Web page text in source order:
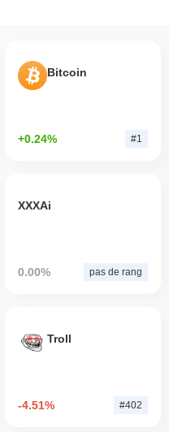
Bitcoin
+0.24% #1
XXXAi
0.00% pas de rang
Troll
-4.51% #402